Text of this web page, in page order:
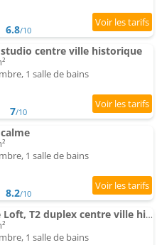
6.8/10
centre ville historique
1 salle de bains
7/10
1 salle de bains
8.2/10
Appartement Le Loft, T2 duplex centre ville historique
1 salle de bains